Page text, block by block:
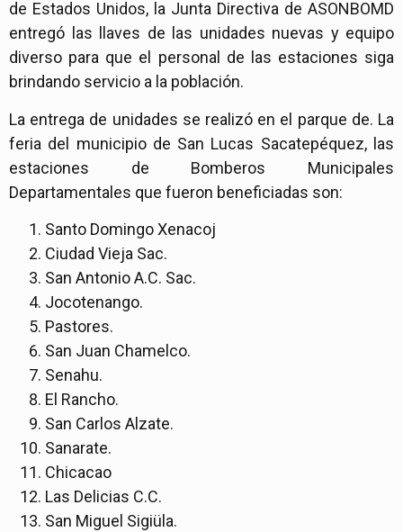
de Estados Unidos, la Junta Directiva de ASONBOMD
entregó las llaves de las unidades nuevas y equipo
diverso para que el personal de las estaciones siga
brindando servicio a la población.
La entrega de unidades se realizó en el parque de. La
feria del municipio de San Lucas Sacatepéquez, las
estaciones de Bomberos Municipales
Departamentales que fueron beneficiadas son:
Santo Domingo Xenacoj
Ciudad Vieja Sac.
San Antonio A.C. Sac.
Jocotenango.
Pastores.
San Juan Chamelco.
Senahu.
El Rancho.
San Carlos Alzate.
Sanarate.
Chicacao
Las Delicias C.C.
San Miguel Sigiüla.